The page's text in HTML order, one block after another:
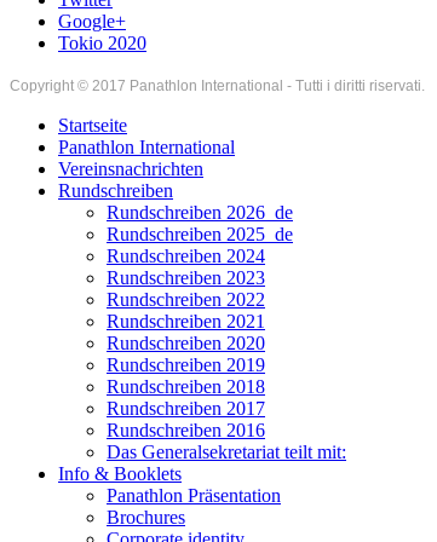
Google+
Tokio 2020
Copyright © 2017 Panathlon International - Tutti i diritti riservati.
Startseite
Panathlon International
Vereinsnachrichten
Rundschreiben
Rundschreiben 2026_de
Rundschreiben 2025_de
Rundschreiben 2024
Rundschreiben 2023
Rundschreiben 2022
Rundschreiben 2021
Rundschreiben 2020
Rundschreiben 2019
Rundschreiben 2018
Rundschreiben 2017
Rundschreiben 2016
Das Generalsekretariat teilt mit:
Info & Booklets
Panathlon Präsentation
Brochures